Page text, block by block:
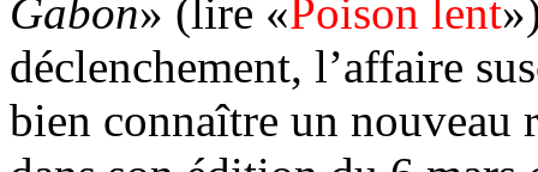
Gabon» (lire «Poison lent
déclenchement, l’affaire
bien connaître un nouveau